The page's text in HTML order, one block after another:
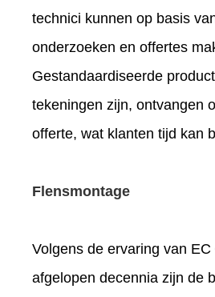
technici kunnen op basis
onderzoeken en offertes
Gestandaardiseerde
tekeningen zijn, ontvangen
offerte, wat klanten tijd kan
Flensmontage
Volgens de ervaring van
afgelopen decennia zijn de